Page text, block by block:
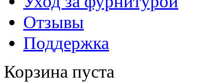
Отзывы
Поддержка
Корзина пуста